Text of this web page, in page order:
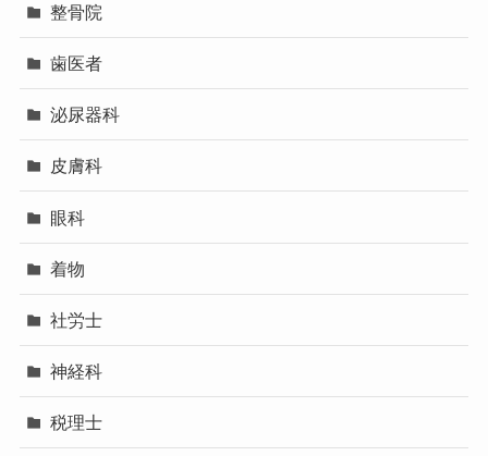
整骨院
歯医者
泌尿器科
皮膚科
眼科
着物
社労士
神経科
税理士